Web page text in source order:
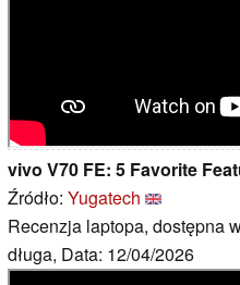
vivo V70 FE: 5 Favorite
Źródło: Yugatech
Recenzja laptopa, dostępna
długa, Data: 12/04/2026